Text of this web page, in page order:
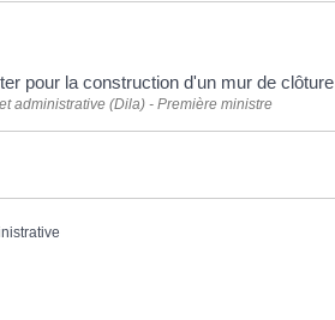
pour la construction d'un mur de clôture
administrative (Dila) - Première ministre